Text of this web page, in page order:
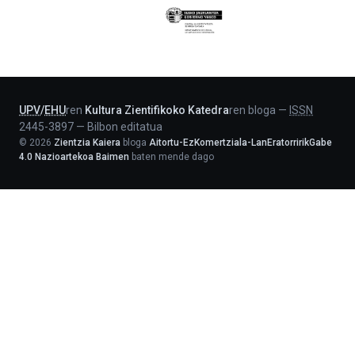
Eusko
Jaurlaritza
UPV/EHUren Kultura Zientifikoko Katedraren bloga — ISSN
2445-3897 — Bilbon editatua
© 2026 Zientzia Kaiera bloga Aitortu-EzKomertziala-LanEratorririkGabe
4.0 Nazioartekoa Baimen baten mende dago